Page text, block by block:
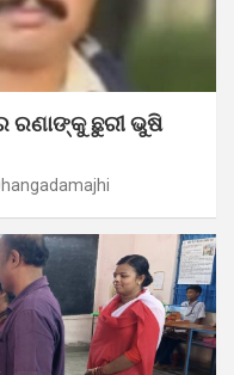
ରଣାଙ୍କୁ ଛୁରୀ ଭୁଷି